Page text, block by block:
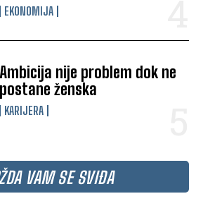
EKONOMIJA
Ambicija nije problem dok ne
postane ženska
KARIJERA
VAM SE SVIĐA